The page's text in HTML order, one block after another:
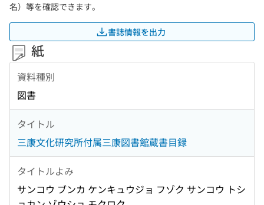
名）等を確認できます。
書誌情報を出力
紙
資料種別
図書
タイトル
三康文化研究所付属三康図書館蔵書目録
タイトルよみ
サンコウ ブンカ ケンキュウジョ フゾク サンコウ トシ